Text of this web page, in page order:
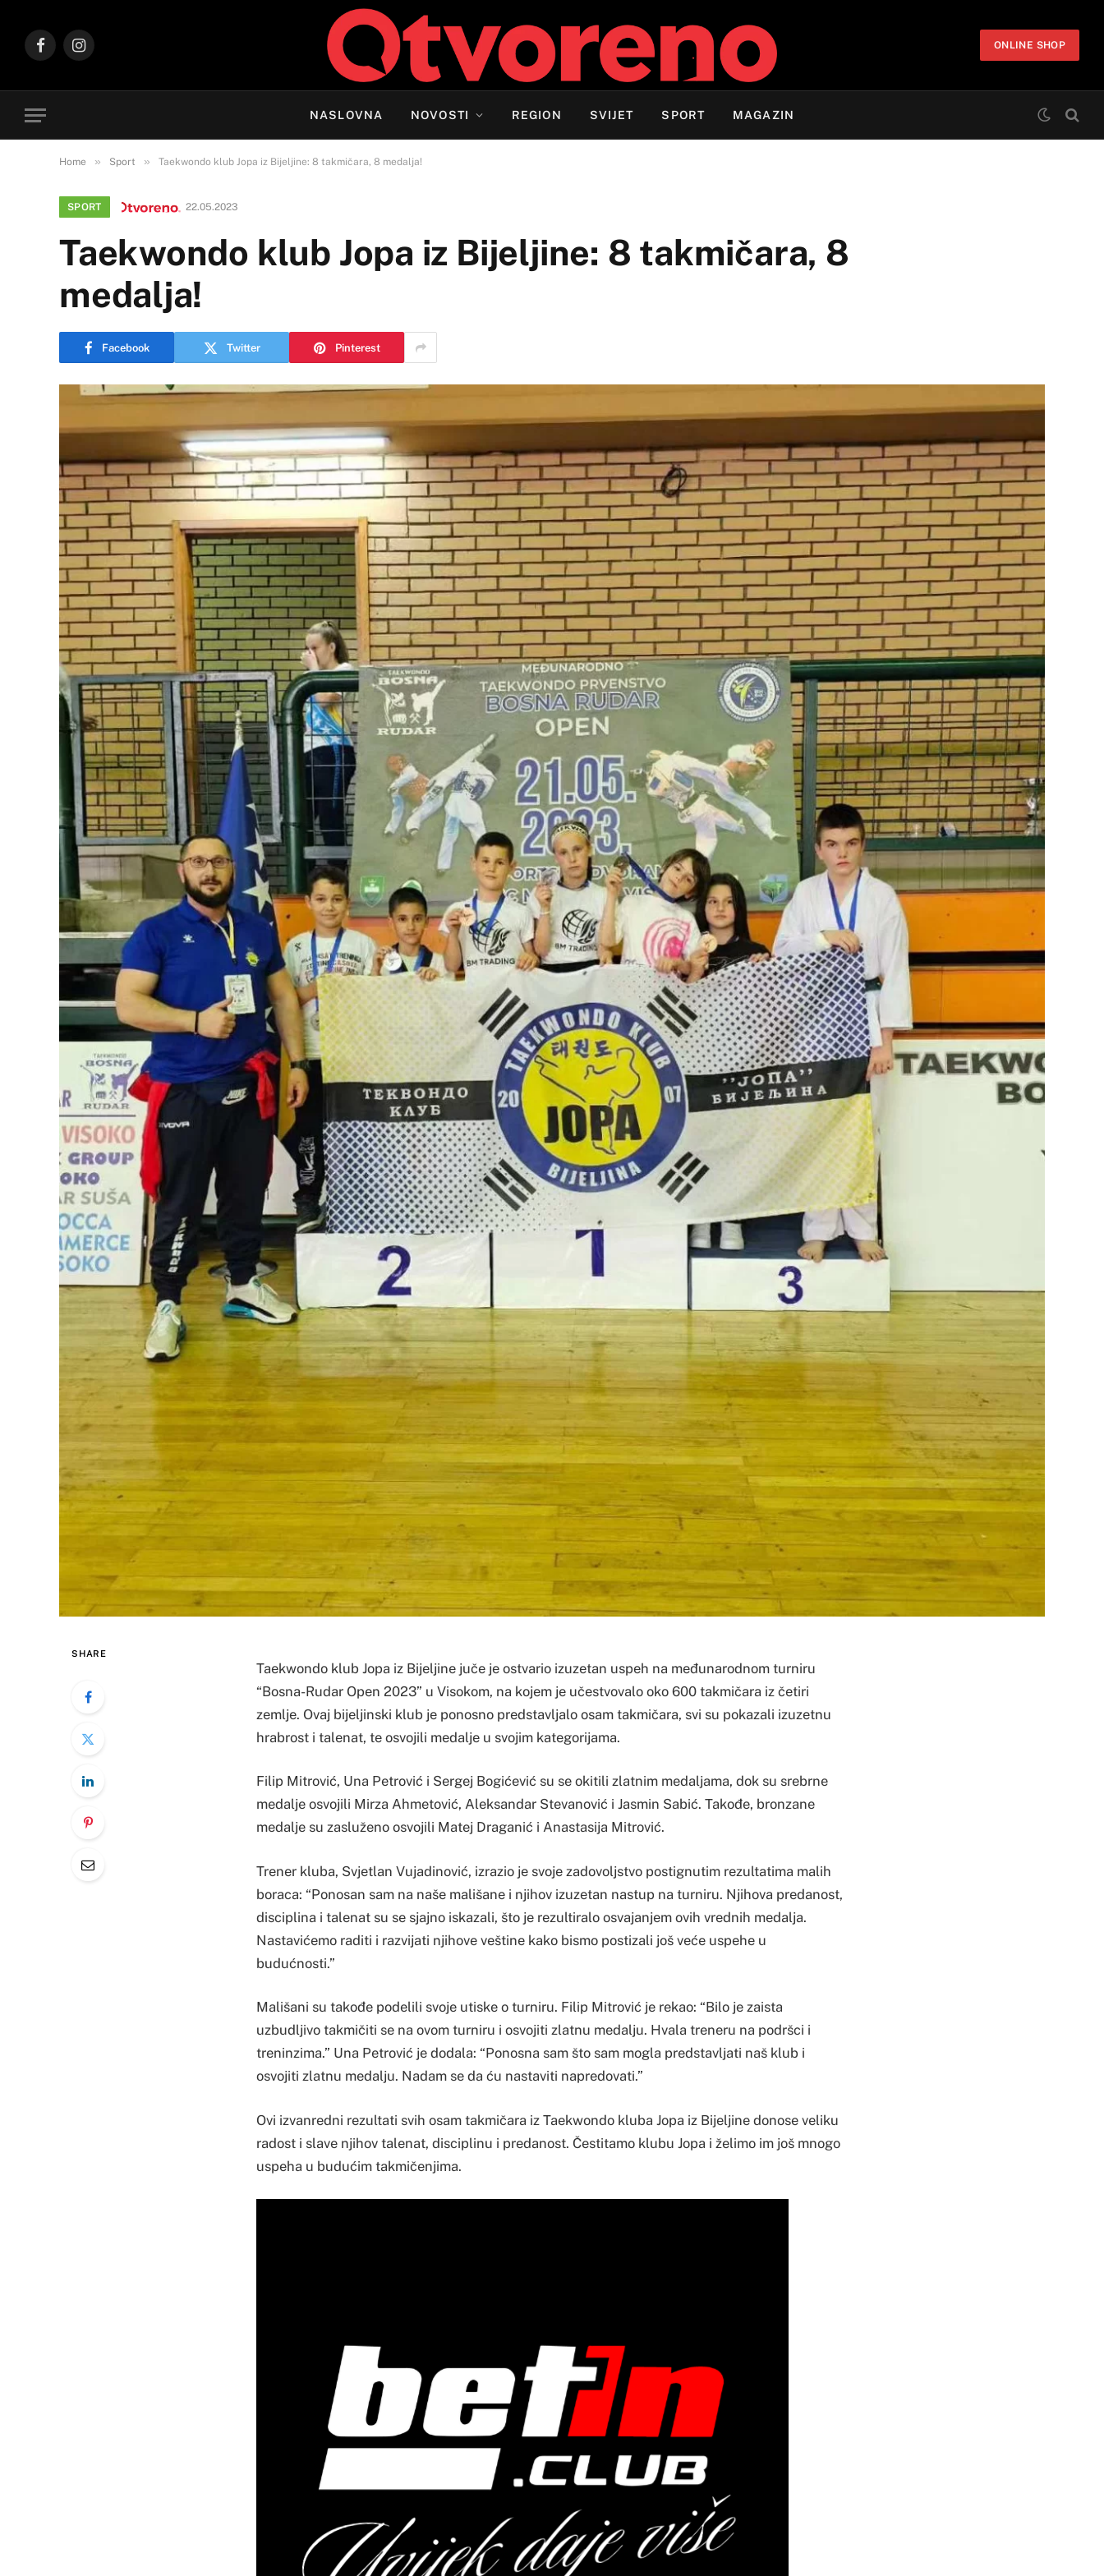
FacebookInstagram
ONLINE SHOP
NASLOVNA NOVOSTI REGION SVIJET SPORT MAGAZIN
Home » Sport » Taekwondo klub Jopa iz Bijeljine: 8 takmičara, 8 medalja!
SPORT 22.05.2023
Taekwondo klub Jopa iz Bijeljine: 8 takmičara, 8
medalja!
Facebook Twitter Pinterest
SHARE
Taekwondo klub Jopa iz Bijeljine juče je ostvario izuzetan uspeh na međunarodnom turniru
“Bosna-Rudar Open 2023” u Visokom, na kojem je učestvovalo oko 600 takmičara iz četiri
zemlje. Ovaj bijeljinski klub je ponosno predstavljalo osam takmičara, svi su pokazali izuzetnu
hrabrost i talenat, te osvojili medalje u svojim kategorijama.
Filip Mitrović, Una Petrović i Sergej Bogićević su se okitili zlatnim medaljama, dok su srebrne
medalje osvojili Mirza Ahmetović, Aleksandar Stevanović i Jasmin Sabić. Takođe, bronzane
medalje su zasluženo osvojili Matej Draganić i Anastasija Mitrović.
Trener kluba, Svjetlan Vujadinović, izrazio je svoje zadovoljstvo postignutim rezultatima malih
boraca: “Ponosan sam na naše mališane i njihov izuzetan nastup na turniru. Njihova predanost,
disciplina i talenat su se sjajno iskazali, što je rezultiralo osvajanjem ovih vrednih medalja.
Nastavićemo raditi i razvijati njihove veštine kako bismo postizali još veće uspehe u
budućnosti.”
Mališani su takođe podelili svoje utiske o turniru. Filip Mitrović je rekao: “Bilo je zaista
uzbudljivo takmičiti se na ovom turniru i osvojiti zlatnu medalju. Hvala treneru na podršci i
treninzima.” Una Petrović je dodala: “Ponosna sam što sam mogla predstavljati naš klub i
osvojiti zlatnu medalju. Nadam se da ću nastaviti napredovati.”
Ovi izvanredni rezultati svih osam takmičara iz Taekwondo kluba Jopa iz Bijeljine donose veliku
radost i slave njihov talenat, disciplinu i predanost. Čestitamo klubu Jopa i želimo im još mnogo
uspeha u budućim takmičenjima.